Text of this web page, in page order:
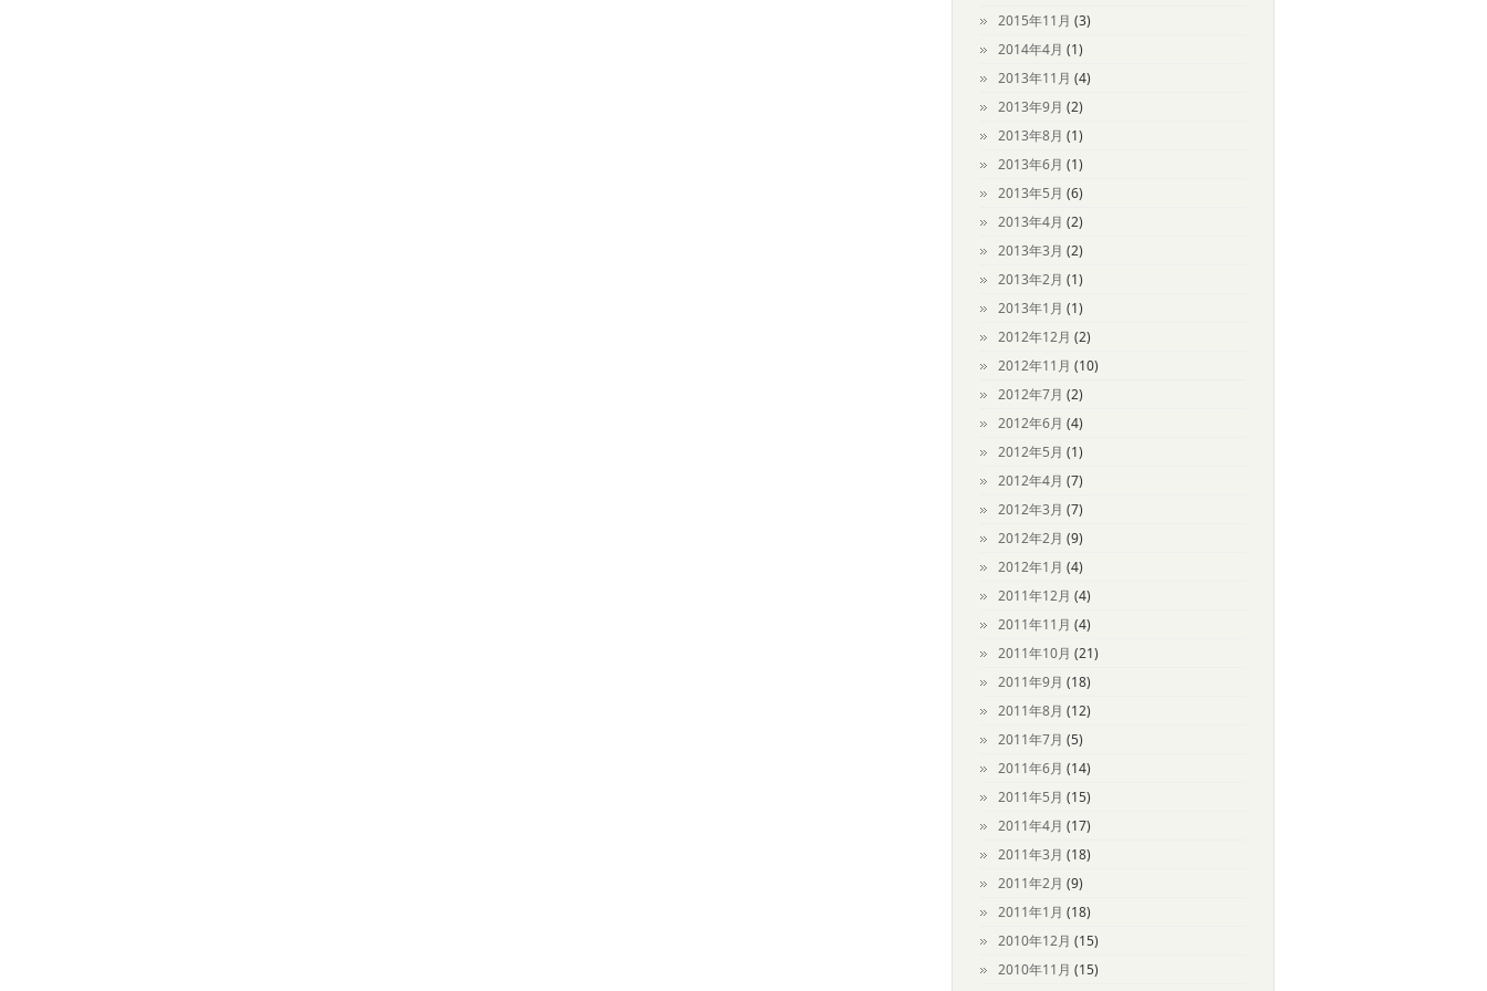
2015年11月 (3)
2014年4月 (1)
2013年11月 (4)
2013年9月 (2)
2013年8月 (1)
2013年6月 (1)
2013年5月 (6)
2013年4月 (2)
2013年3月 (2)
2013年2月 (1)
2013年1月 (1)
2012年12月 (2)
2012年11月 (10)
2012年7月 (2)
2012年6月 (4)
2012年5月 (1)
2012年4月 (7)
2012年3月 (7)
2012年2月 (9)
2012年1月 (4)
2011年12月 (4)
2011年11月 (4)
2011年10月 (21)
2011年9月 (18)
2011年8月 (12)
2011年7月 (5)
2011年6月 (14)
2011年5月 (15)
2011年4月 (17)
2011年3月 (18)
2011年2月 (9)
2011年1月 (18)
2010年12月 (15)
2010年11月 (15)